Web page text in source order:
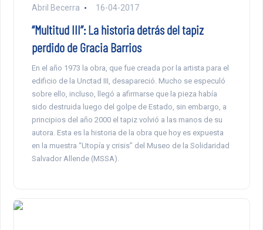
Abril Becerra 16-04-2017
“Multitud III”: La historia detrás del tapiz
perdido de Gracia Barrios
En el año 1973 la obra, que fue creada por la artista para el
edificio de la Unctad III, desapareció. Mucho se especuló
sobre ello, incluso, llegó a afirmarse que la pieza había
sido destruida luego del golpe de Estado, sin embargo, a
principios del año 2000 el tapiz volvió a las manos de su
autora. Esta es la historia de la obra que hoy es expuesta
en la muestra “Utopía y crisis” del Museo de la Solidaridad
Salvador Allende (MSSA).